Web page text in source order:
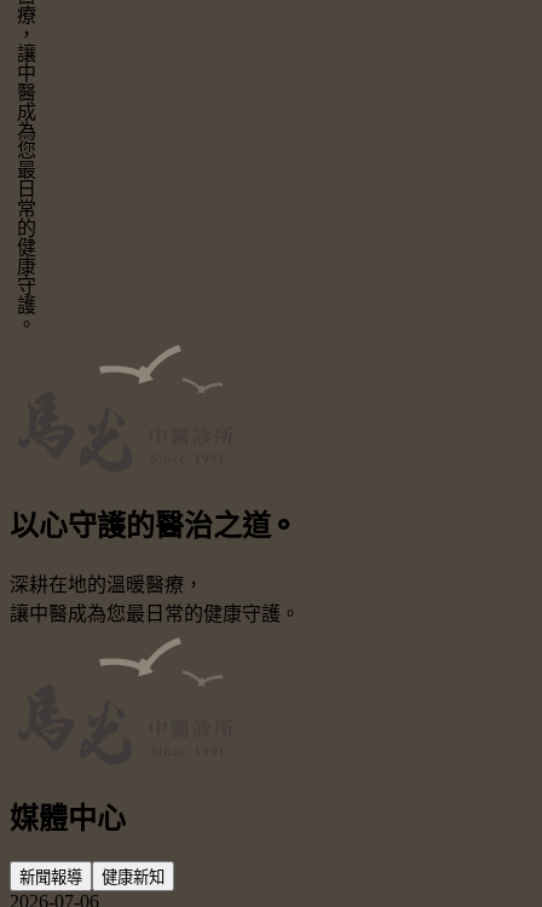
讓中醫成為您最日常的健康守護。
以心守護的醫治之道 ⚬
深耕在地的溫暖醫療，
讓中醫成為您最日常的健康守護。
媒體中心
新聞報導 健康新知
2026-07-06